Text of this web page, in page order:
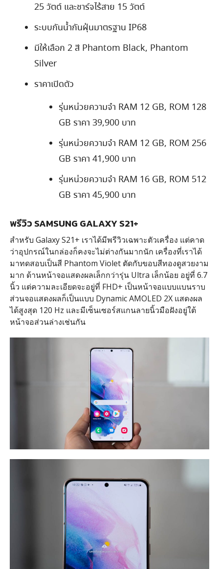
25 วัตต์ และชาร์จไร้สาย 15 วัตต์
ระบบกันน้ำกันฝุ่นมาตรฐาน IP68
มีให้เลือก 2 สี Phantom Black, Phantom
Silver
ราคาเปิดตัว
รุ่นหน่วยความจำ RAM 12 GB, ROM 128
GB ราคา 39,900 บาท
รุ่นหน่วยความจำ RAM 12 GB, ROM 256
GB ราคา 41,900 บาท
รุ่นหน่วยความจำ RAM 16 GB, ROM 512
GB ราคา 45,900 บาท
พรีวิว SAMSUNG GALAXY S21+
สำหรับ Galaxy S21+ เราได้มีพรีวิวเฉพาะตัวเครื่อง แต่คาด
ว่าอุปกรณ์ในกล่องก็คงจะไม่ต่างกันมากนัก เครื่องที่เราได้
มาทดสอบเป็นสี Phantom Violet ตัดกับขอบสีทองดูสวยงาม
มาก ด้านหน้าจอแสดงผลเล็กกว่ารุ่น Ultra เล็กน้อย อยู่ที่ 6.7
นิ้ว แต่ความละเอียดจะอยู่ที่ FHD+ เป็นหน้าจอแบบแบนราบ
ส่วนจอแสดงผลก็เป็นแบบ Dynamic AMOLED 2X แสดงผล
ได้สูงสุด 120 Hz และมีเซ็นเซอร์สแกนลายนิ้วมือฝังอยู่ใต้
หน้าจอส่วนล่างเช่นกัน